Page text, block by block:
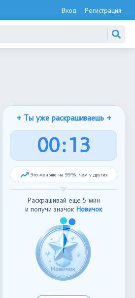
Вход Регистрация
+ Ты уже раскрашиваешь +
00:13
Это меньше на 99%, чем у других
Раскрашивай еще 5 мин
и получи значок Новичок